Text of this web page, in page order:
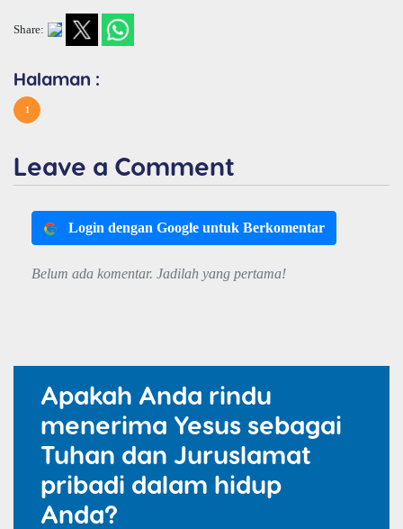
Share:
Halaman :
1
Leave a Comment
Login dengan Google untuk Berkomentar
Belum ada komentar. Jadilah yang pertama!
Apakah Anda rindu
menerima Yesus sebagai
Tuhan dan Juruslamat
pribadi dalam hidup
Anda?